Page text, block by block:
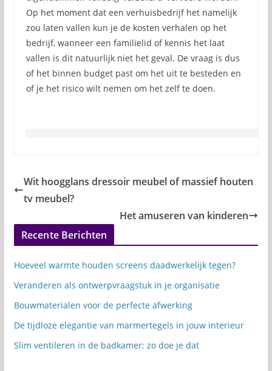
Op het moment dat een verhuisbedrijf het namelijk
zou laten vallen kun je de kosten verhalen op het
bedrijf, wanneer een familielid of kennis het laat
vallen is dit natuurlijk niet het geval. De vraag is dus
of het binnen budget past om het uit te besteden en
of je het risico wilt nemen om het zelf te doen.
Wit hoogglans dressoir meubel of massief houten
tv meubel?
Het amuseren van kinderen
Recente Berichten
Hoeveel warmte houden screens daadwerkelijk tegen?
Veranderen als ontwerpvraagstuk in je organisatie
Bouwmaterialen voor de perfecte afwerking
De tijdloze elegantie van marmertegels in jouw interieur
Slim ventileren in de badkamer: zo doe je dat